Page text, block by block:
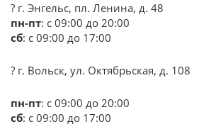
? г. Энгельс, пл. Ленина, д. 48
пн-пт: с 09:00 до 20:00
сб: с 09:00 до 17:00
? г. Вольск, ул. Октябрьская, д. 108
пн-пт: с 09:00 до 20:00
сб: с 09:00 до 17:00